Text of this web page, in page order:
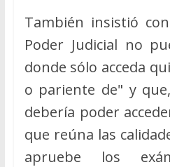
También insistió
Poder Judicial no
donde sólo acceda
o pariente de" y
debería poder
que reúna las
apruebe los